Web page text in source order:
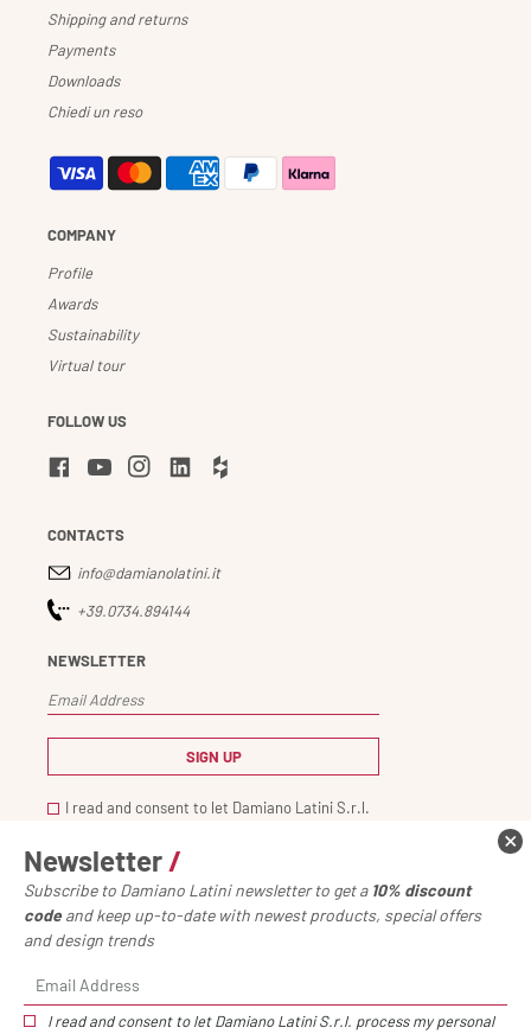
Shipping and returns
Payments
Downloads
Chiedi un reso
COMPANY
Profile
Awards
Sustainability
Virtual tour
FOLLOW US
CONTACTS
info@damianolatini.it
+39.0734.894144
NEWSLETTER
I read and consent to let Damiano Latini S.r.l.
the privacy notice
(MC) Italy - T. +39 (0)734 894 144 - E. info@damianolatini.it - P.IVA
01410060436
Newsletter /
Subscribe to Damiano Latini newsletter to get a 10% discount
codeand keep up-to-date with newest products, special offers
and design trends
I read and consent to let Damiano Latini S.r.l. process my personal